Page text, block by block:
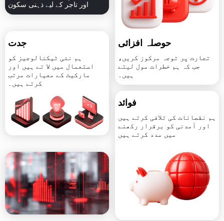
حوصلہ افزائی
تجارت پر توجہ مرکوز کریں،
جب کہ ہم خطرات مول لیتے
ہیں۔
فوائد
ہم نقصانات کی تلافی کرتے ہیں
اور آمدنی کو برقرار رکھنے
میں مدد کرتے ہیں
اور تاجر کے لیے ذہنی سکون
جدت
ہم نئی ٹیکنالوجیز کو
استعمال میں لا تے ہیں اور
مارکیٹ کے معیارات مرتب
کرتے ہیں۔